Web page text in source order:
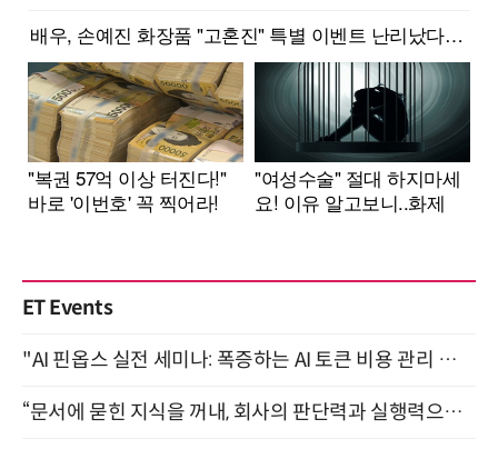
ET Events
"AI 핀옵스 실전 세미나: 폭증하는 AI 토큰 비용 관리 전략" 8월 21일 개최
“문서에 묻힌 지식을 꺼내, 회사의 판단력과 실행력으로 바꾸다” (8/20)